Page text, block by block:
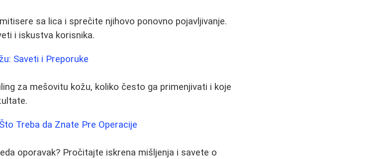
sa lica i sprečite njihovo ponovno pojavljivanje.
i iskustva korisnika.
Saveti i Preporuke
za mešovitu kožu, koliko često ga primenjivati i koje
Treba da Znate Pre Operacije
oporavak? Pročitajte iskrena mišljenja i savete o